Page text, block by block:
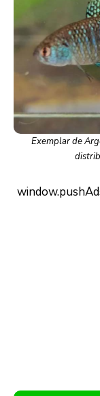
Exemplar de